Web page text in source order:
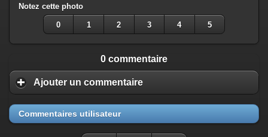
Notez cette photo
0 1 2 3 4 5
0 commentaire
Ajouter un commentaire
Commentaires utilisateur